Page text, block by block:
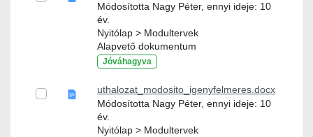
Módosította Nagy Péter, ennyi ideje: 10
év.
Nyitólap > Modultervek
Alapvető dokumentum
Jóváhagyva
uthalozat_modosito_igenyfelmeres.docx
Módosította Nagy Péter, ennyi ideje: 10
év.
Nyitólap > Modultervek